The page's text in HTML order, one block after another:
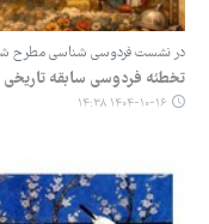
در نشست فردوسی شناسی مطرح
تخطئه فردوسی سابقه تاریخی
۱۴۰۴-۱۰-۱۶ ۱۴:۳۸